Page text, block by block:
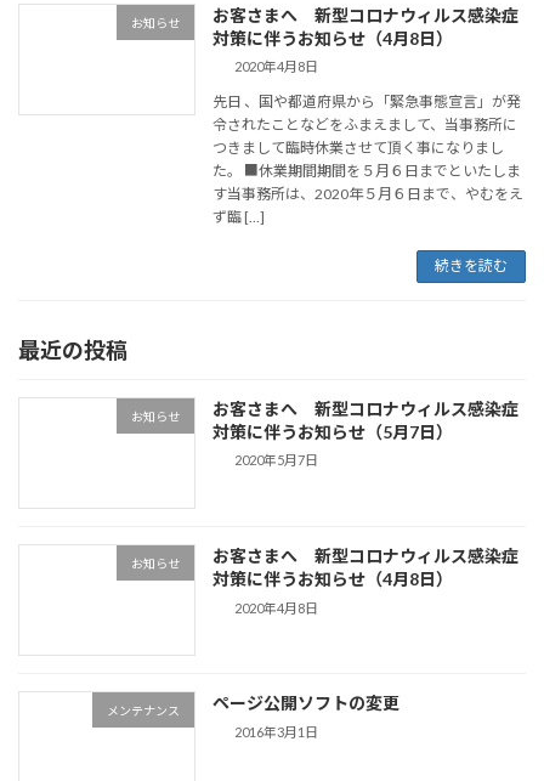
お知らせ
お客さまへ 新型コロナウィルス感染症
対策に伴うお知らせ（4月8日）
2020年4月8日
先日 、国や都道府県から「緊急事態宣言」が発
令されたことなどをふまえまして、当事務所に
つきまして臨時休業させて頂く事になりまし
た。 ■休業期間期間を５月６日までといたしま
す当事務所は、2020年５月６日まで、やむをえ
ず臨 […]
続きを読む
最近の投稿
お知らせ
お客さまへ 新型コロナウィルス感染症
対策に伴うお知らせ（5月7日）
2020年5月7日
お知らせ
お客さまへ 新型コロナウィルス感染症
対策に伴うお知らせ（4月8日）
2020年4月8日
メンテナンス ページ公開ソフトの変更
2016年3月1日